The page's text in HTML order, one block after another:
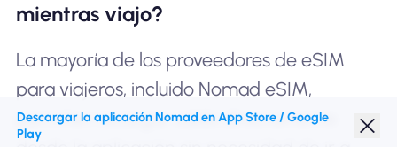
mientras viajo?
La mayoría de los proveedores de eSIM
para viajeros, incluido Nomad eSIM,
permiten recargar saldo directamente
Descargar la aplicación Nomad en App Store / Google
Play